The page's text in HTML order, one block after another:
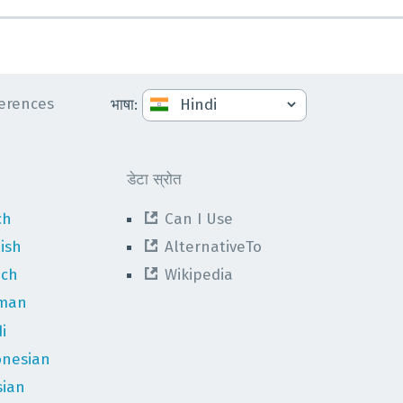
भाषा:
डेटा स्रोत
Can I Use
AlternativeTo
Wikipedia